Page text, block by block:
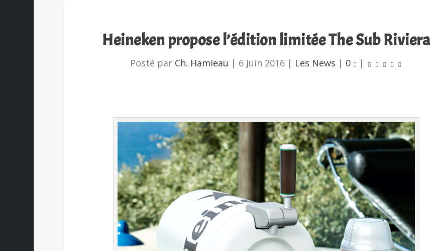
Heineken propose l’édition limitée The Sub Riviera
Posté par Ch. Hamieau | 6 Juin 2016 | Les News | 0 |